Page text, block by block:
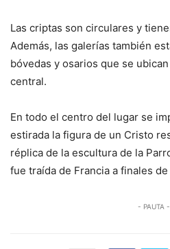
Las criptas son circulares y
Además, las galerías también
bóvedas y osarios que se
central.
En todo el centro del lugar se
estirada la figura de un Cristo
réplica de la escultura de la
fue traída de Francia a finales de
- PAUTA -